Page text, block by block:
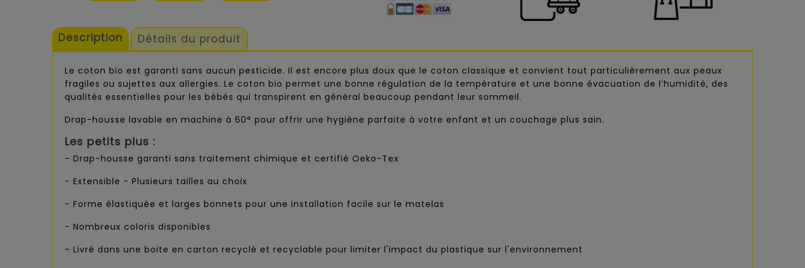
Description Détails du produit
Le coton bio est garanti sans aucun pesticide. Il est encore plus doux que le coton classique et convient tout particulièrement aux peaux
fragiles ou sujettes aux allergies. Le coton bio permet une bonne régulation de la température et une bonne évacuation de l’humidité, des
qualités essentielles pour les bébés qui transpirent en général beaucoup pendant leur sommeil.
Drap-housse lavable en machine à 60° pour offrir une hygiène parfaite à votre enfant et un couchage plus sain.
Les petits plus :
- Drap-housse garanti sans traitement chimique et certifié Oeko-Tex
- Extensible - Plusieurs tailles au choix
- Forme élastiquée et larges bonnets pour une installation facile sur le matelas
- Nombreux coloris disponibles
- Livré dans une boite en carton recyclé et recyclable pour limiter l'impact du plastique sur l'environnement